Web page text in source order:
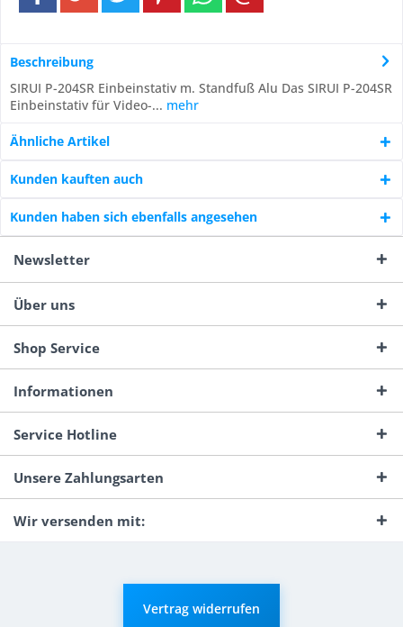
Beschreibung
SIRUI P-204SR Einbeinstativ m. Standfuß Alu Das SIRUI P-204SR
Einbeinstativ für Video-... mehr
Ähnliche Artikel
Kunden kauften auch
Kunden haben sich ebenfalls angesehen
Newsletter
Über uns
Shop Service
Informationen
Service Hotline
Unsere Zahlungsarten
Wir versenden mit:
Vertrag widerrufen